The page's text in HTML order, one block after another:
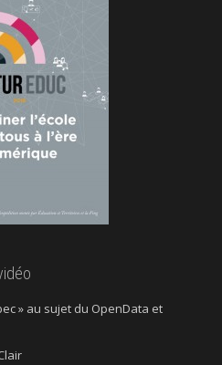
» au sujet du OpenData et